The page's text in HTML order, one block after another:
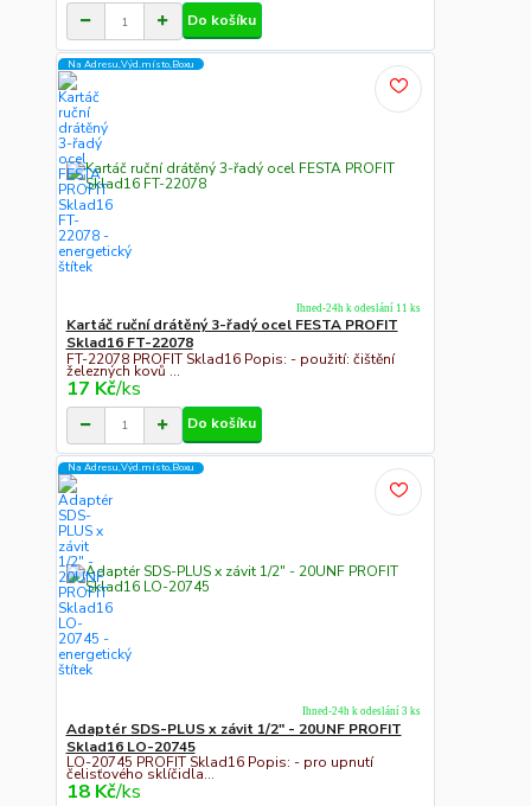
Do košíku
Na Adresu,Výd.místo,Boxu
Kartáč ruční drátěný 3-řadý ocel FESTA PROFIT
Sklad16 FT-22078
FT-22078 PROFIT Sklad16 Popis: - použití: čištění
železných kovů ...
17 Kč/ks
Ihned-24h k odeslání 11 ks
Do košíku
Na Adresu,Výd.místo,Boxu
Adaptér SDS-PLUS x závit 1/2" - 20UNF PROFIT
Sklad16 LO-20745
LO-20745 PROFIT Sklad16 Popis: - pro upnutí
čelisťového sklíčidla...
18 Kč/ks
Ihned-24h k odeslání 3 ks